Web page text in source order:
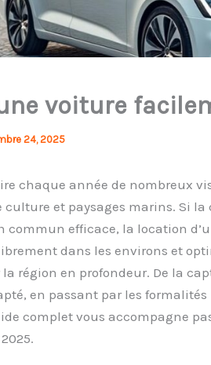
voiture
24, 2025
chaque année de nombreux
culture et paysages marins. Si
commun efficace, la location
dans les environs et
région en profondeur. De la
en passant par les
complet vous accompagne